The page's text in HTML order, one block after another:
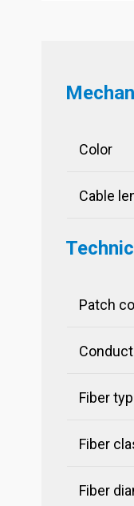
Color
Cable
Patch
Fiber
Fiber
Fiber